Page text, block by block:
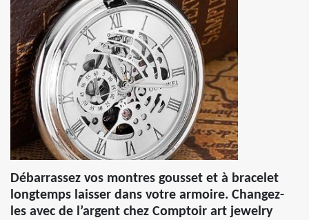
Débarrassez vos montres gousset et à bracelet
longtemps laisser dans votre armoire. Changez-
les avec de l’argent chez Comptoir art jewelry